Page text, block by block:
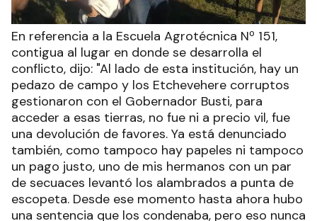
En referencia a la Escuela Agrotécnica Nº 151,
contigua al lugar en donde se desarrolla el
conflicto, dijo: "Al lado de esta institución, hay un
pedazo de campo y los Etchevehere corruptos
gestionaron con el Gobernador Busti, para
acceder a esas tierras, no fue ni a precio vil, fue
una devolución de favores. Ya está denunciado
también, como tampoco hay papeles ni tampoco
un pago justo, uno de mis hermanos con un par
de secuaces levantó los alambrados a punta de
escopeta. Desde ese momento hasta ahora hubo
una sentencia que los condenaba, pero eso nunca